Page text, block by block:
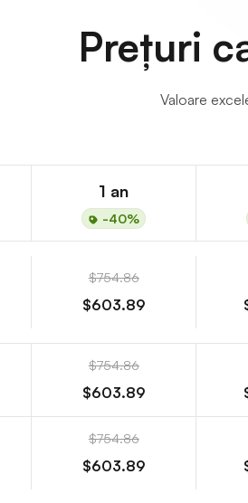
Prețuri
Valoare
1 an
-40%
$754.86
$603.89
$754.86
$603.89
$754.86
$603.89